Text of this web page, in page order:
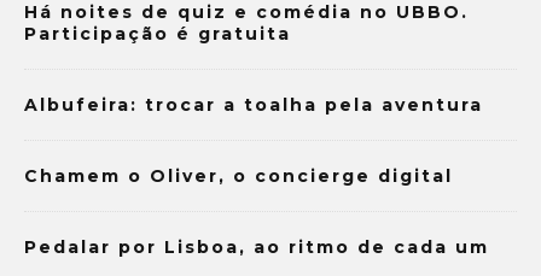
Há noites de quiz e comédia no UBBO.
Participação é gratuita
Albufeira: trocar a toalha pela aventura
Chamem o Oliver, o concierge digital
Pedalar por Lisboa, ao ritmo de cada um